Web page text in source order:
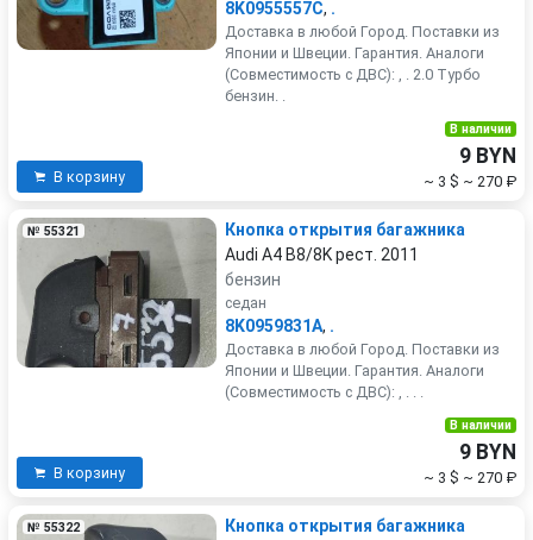
8K0955557C, .
Доставка в любой Город. Поставки из
Японии и Швеции. Гарантия. Аналоги
(Совместимость с ДВС): , . 2.0 Турбо
бензин. .
В корзину
В наличии
9 BYN
~ 3 $ ~ 270 ₽
№ 55321
Кнопка открытия багажника
Audi A4 B8/8K рест. 2011
бензин
седан
8K0959831A, .
Доставка в любой Город. Поставки из
Японии и Швеции. Гарантия. Аналоги
(Совместимость с ДВС): , . . .
В корзину
В наличии
9 BYN
~ 3 $ ~ 270 ₽
№ 55322
Кнопка открытия багажника